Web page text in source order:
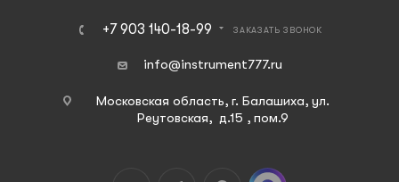
+7 903 140-18-99 ЗАКАЗАТЬ ЗВОНОК
info@instrument777.ru
Московская область, г. Балашиха, ул.
Реутовская, д.15 , пом.9